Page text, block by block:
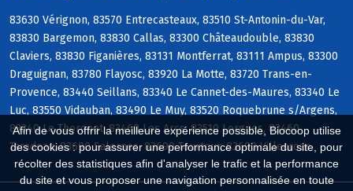
Afin de vous offrir la meilleure expérience possible, Biocoop utilise
des cookies : pour assurer une performance optimale du site, pour
récolter des statistiques afin d'analyser le trafic et la performance
du site et vous proposer une navigation personnalisée en toute
83630 Vérignon, 83570 Entrecasteaux, 83510 St-Antonin-du-Var,
83830 Bargemon, 83830 Callas, 83300 Châteaudouble, 83830
Claviers, 83830 Figanières, 83131 Montferrat, 83111 Ampus, 83300
Draguignan, 83780 Flayosc, 83920 La Motte, 83720 Trans-en-
Provence, 83440 Seillans, 83340 Le Cannet-des-Maures, 83340 Le
Luc, 83550 Vidauban, 83490 Le Muy, 83520 Roquebrune s/Argens,
83340 Le Thoronet, 83460 Les Arcs, 83510 Lorgues, 83460
Taradeau, 83690 Salernes, 83690 Tourtour, 83690 Villecroze